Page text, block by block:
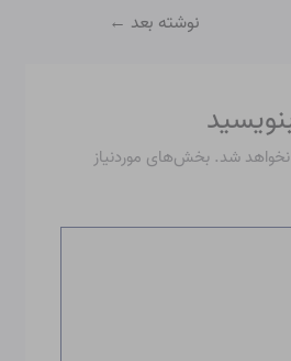
نوشته بعد ←
شد. بخش‌های موردنیاز